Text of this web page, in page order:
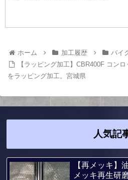
ホーム 加工履歴
バイ
【ラッピング加工】CBR400F コン
をラッピング加工。宮城県
人気記
【再メッキ】
メッキ再生研